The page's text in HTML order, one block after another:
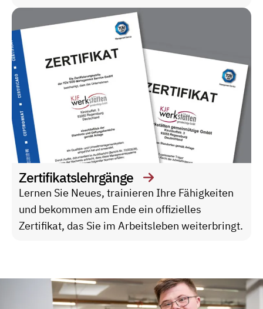
Zertifikatslehrgänge
Lernen Sie Neues, trainieren Ihre Fähigkeiten
und bekommen am Ende ein offizielles
Zertifikat, das Sie im Arbeitsleben weiterbringt.